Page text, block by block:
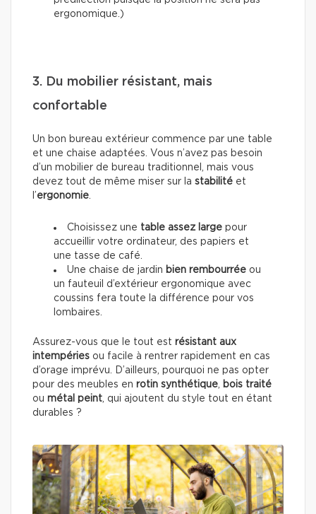
ergonomique.)
3. Du mobilier résistant, mais
confortable
Un bon bureau extérieur commence par une table
et une chaise adaptées. Vous n’avez pas besoin
d’un mobilier de bureau traditionnel, mais vous
devez tout de même miser sur la stabilité et
l’ergonomie
Choisissez une table assez large pour
accueillir votre ordinateur, des papiers et
une tasse de café.
Une chaise de jardin bien rembourrée ou
un fauteuil d’extérieur ergonomique avec
coussins fera toute la différence pour vos
lombaires.
Assurez-vous que le tout est résistant aux
intempéries ou facile à rentrer rapidement en cas
d’orage imprévu. D’ailleurs, pourquoi ne pas opter
pour des meubles en rotin synthétique
bois traité
ou métal peint , qui ajoutent du style tout en étant
durables ?